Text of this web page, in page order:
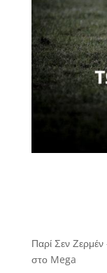
Παρί Σεν
στο Mega